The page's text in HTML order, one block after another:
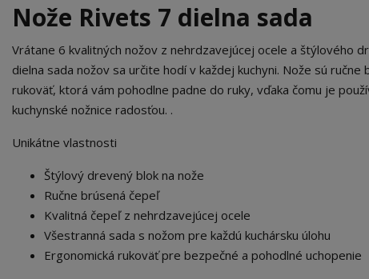
Nože Rivets 7 dielna sada
Vrátane 6 kvalitných nožov z nehrdzavejúcej ocele a štýlového
dielna sada nožov sa určite hodí v každej kuchyni. Nože sú
rukoväť, ktorá vám pohodlne padne do ruky, vďaka čomu je
kuchynské nožnice radosťou. .
Unikátne vlastnosti
Štýlový drevený blok na nože
Ručne brúsená čepeľ
Kvalitná čepeľ z nehrdzavejúcej ocele
Všestranná sada s nožom pre každú kuchársku úlohu
Ergonomická rukoväť pre bezpečné a pohodlné uchopenie